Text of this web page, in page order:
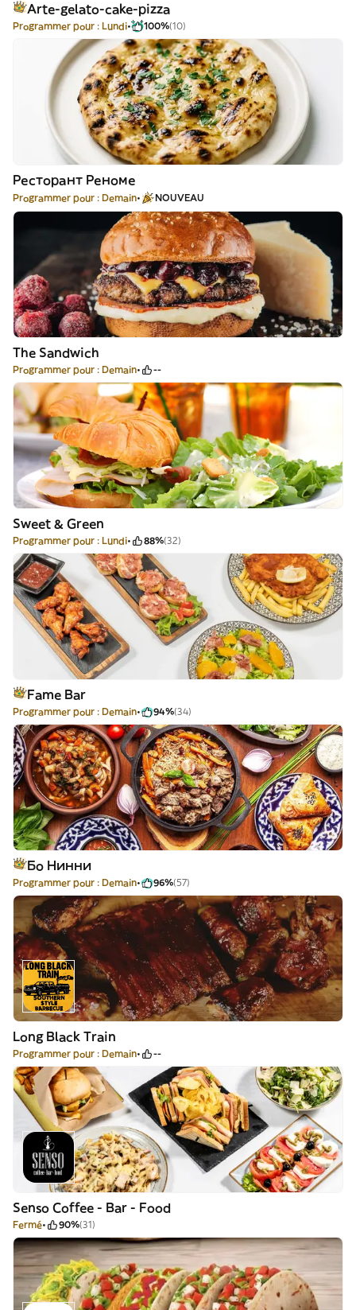
Arte-gelato-cake-pizza
Programmer pour : Lundi 100%(10)
Ресторант Реноме
Programmer pour : Demain NOUVEAU
The Sandwich
Programmer pour : Demain --
Sweet & Green
Programmer pour : Lundi 88%(32)
Fame Bar
Programmer pour : Demain 94%(34)
Бо Нинни
Programmer pour : Demain 96%(57)
Long Black Train
Programmer pour : Demain --
Senso Coffee - Bar - Food
Fermé 90%(31)